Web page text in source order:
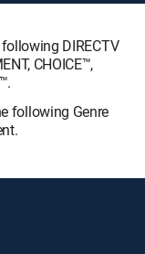
DIRECTV
CHOICE™,
following Genre